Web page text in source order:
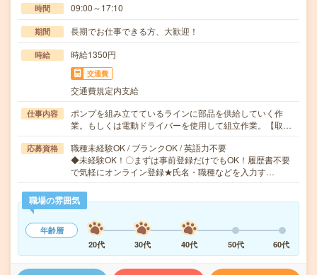
時間 09:00～17:10
期間 長期でお仕事できる方、大歓迎！
時給 時給1350円
交通費
交通費規定内支給
仕事内容
ポンプを組み立てているラインに部品を供給していく作
業。もしくは電動ドライバーを使用して組立作業。【取…
応募資格
職種未経験OK / ブランクOK / 英語力不要
◆未経験OK！〇まずは事前登録だけでもOK！履歴書不要
で気軽にオンライン登録★氏名・職種などを入力す…
職場の雰囲気
年齢層
20代
30代 40代 50代 60代